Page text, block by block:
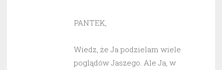
PANTEK,
Wiedz, że Ja podzielam wiele
poglądów Jaszego. Ale Ja, w